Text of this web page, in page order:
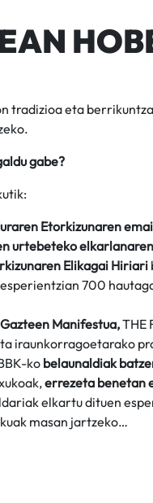
tradizioa eta
gabe?
Etorkizunaren
urtebeteko
Elikagai Hiriari
esperientzian 700
Manifestua,THE
iraunkorragoetarako
kobelaunaldiak
errezeta benetan
elkartu dituen
masan jartzeko…